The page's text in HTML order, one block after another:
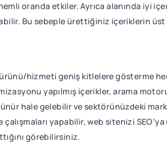
oranda etkiler. Ayrıca alanında iyi
Bu sebeple ürettiğiniz içeriklerin
hizmeti geniş kitlelere gösterme
yapılmış içerikler, arama
hale gelebilir ve sektörünüzdeki
yapabilir, web sitenizi
görebilirsiniz.